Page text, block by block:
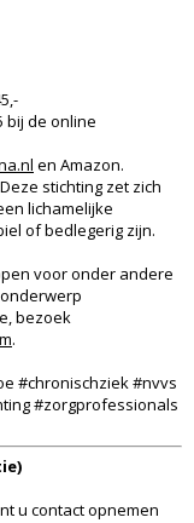
bij de online
en Amazon.
stichting zet zich
lichamelijke
of bedlegerig zijn.
voor onder andere
bezoek
.
#chronischziek #nvvs
#zorgprofessionals
u contact opnemen